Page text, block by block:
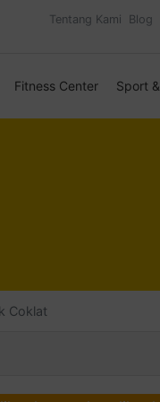
Tentang Kami Blog
Fitness Center Sport
Coklat